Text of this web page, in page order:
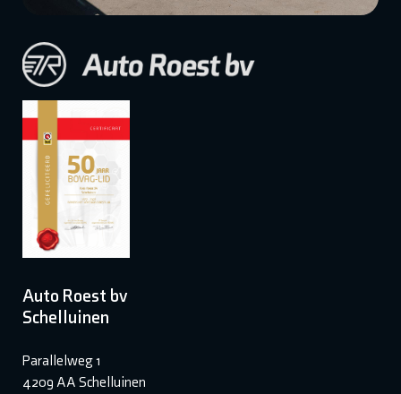
Auto Roest bv
Schelluinen
Parallelweg 1
4209 AA Schelluinen